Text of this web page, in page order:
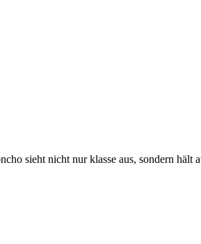
sieht nicht nur klasse aus, sondern hält